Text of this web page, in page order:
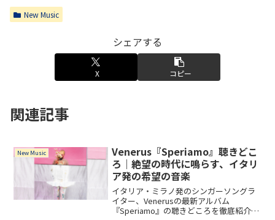
New Music
シェアする
X コピー
関連記事
New Music
Venerus『Speriamo』聴きどこ
ろ｜絶望の時代に鳴らす、イタリ
ア発の希望の音楽
イタリア・ミラノ発のシンガーソングラ
イター、Venerusの最新アルバム
『Speriamo』の聴きどころを徹底紹介。